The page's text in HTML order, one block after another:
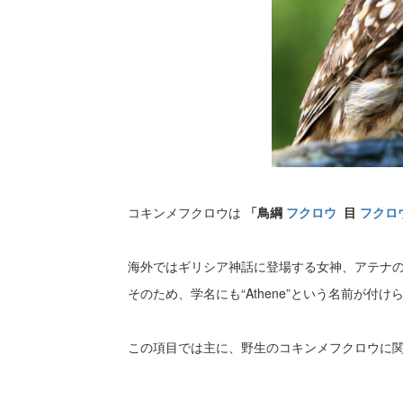
コキンメフクロウは 「鳥綱 フクロウ 目 フク
海外ではギリシア神話に登場する女神、アテナ
そのため、学名にも“Athene”という名前が付け
この項目では主に、野生のコキンメフクロウに